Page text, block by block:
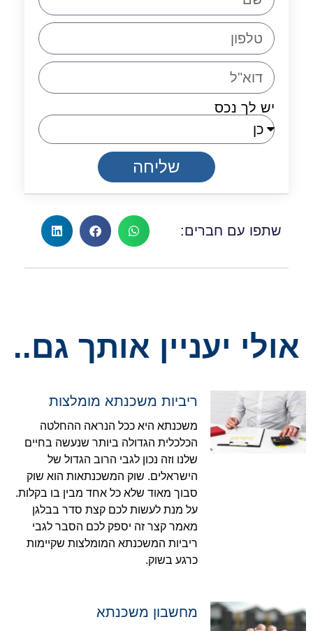
יש לך נכס
שליחה
שתפו עם חברים:
אולי יעניין אותך גם..
ריביות משכנתא מומלצות
משכנתא היא ככל הנראה ההחלטה
הכלכלית הגדולה ביותר שנעשה בחיים
שלנו וזה נכון לגבי הרוב הגדול של
הישראלים. שוק המשכנתאות הוא שוק
סבוך מאוד שלא כל אחד מבין בו בקלות.
על מנת לעשות לכם קצת סדר בבלגן
מאמר קצר זה יספק לכם הסבר לגבי
ריביות המשכנתא המומלצות שקיימות
כרגע בשוק.
מחשבון משכנתא